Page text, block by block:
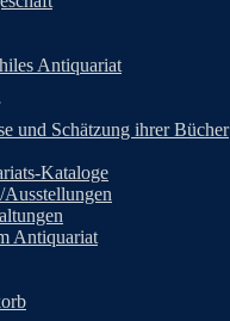
Antiquariat
und Schätzung ihrer Bücher
Kataloge
Ausstellungen
Antiquariat